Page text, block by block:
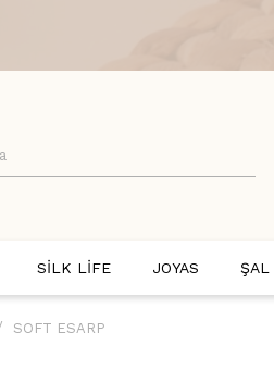
SİLK LİFE JOYAS ŞAL
SOFT ESARP